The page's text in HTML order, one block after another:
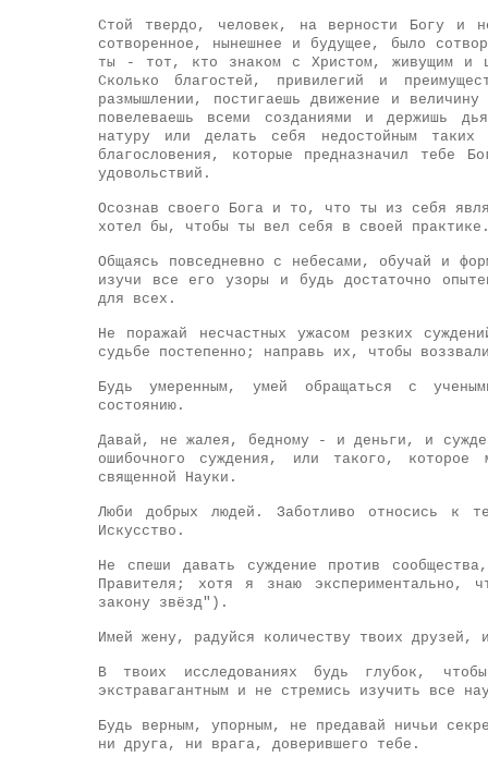
Стой твердо, человек, на верности Богу и
сотворенное, нынешнее и будущее, было
ты - тот, кто знаком с Христом, живущим и
Сколько благостей, привилегий и
размышлении, постигаешь движение и
повелеваешь всеми созданиями и держишь
натуру или делать себя недостойным
благословения, которые предназначил тебе
удовольствий.
Осознав своего Бога и то, что ты из себя
хотел бы, чтобы ты вел себя в своей
Общаясь повседневно с небесами, обучай и
изучи все его узоры и будь достаточно
для всех.
Не поражай несчастных ужасом резких
судьбе постепенно; направь их, чтобы
Будь умеренным, умей обращаться с
состоянию.
Давай, не жалея, бедному - и деньги, и
ошибочного суждения, или такого,
священной Науки.
Люби добрых людей. Заботливо относись к
Искусство.
Не спеши давать суждение против
Правителя; хотя я знаю
закону звёзд").
Имей жену, радуйся количеству твоих друзей,
В твоих исследованиях будь глубок,
экстравагантным и не стремись изучить все
Будь верным, упорным, не предавай ничьи
ни друга, ни врага, доверившего тебе.